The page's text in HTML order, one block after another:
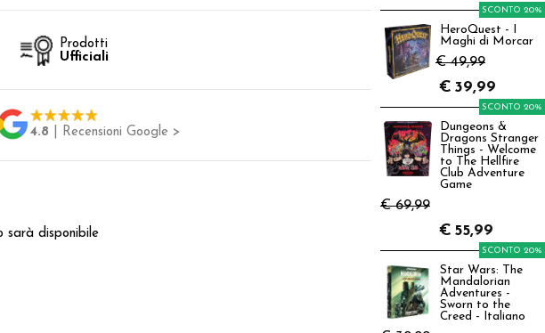
Prodotti
Ufficiali
4.8 | Recensioni Google >
sarà disponibile
HeroQuest - I
Maghi di Morcar
€ 49,99
SCONTO 20%
€ 39,99
Dungeons &
Dragons Stranger
Things - Welcome
to The Hellfire
Club Adventure
Game
€ 69,99
SCONTO 20%
€ 55,99
Star Wars: The
Mandalorian
Adventures -
Sworn to the
Creed - Italiano
SCONTO 20%